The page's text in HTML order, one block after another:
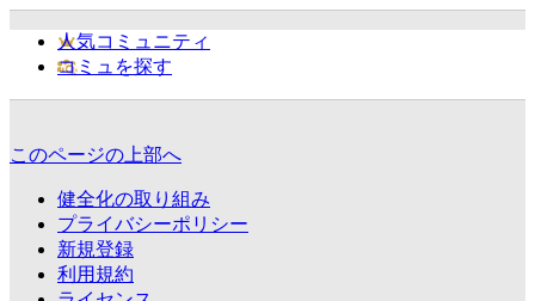
人気コミュニティ
コミュを探す
このページの上部へ
健全化の取り組み
プライバシーポリシー
新規登録
利用規約